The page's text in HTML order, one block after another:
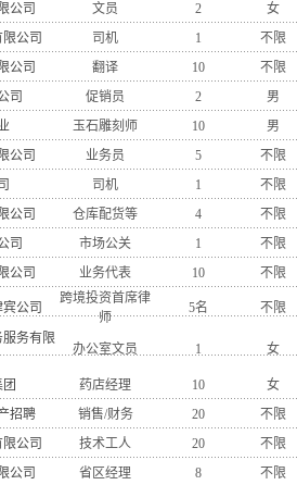
公司 文员 2
女
公司 司机 1
不限
公司 翻译 10
不限
司 促销员 2
男
玉石雕刻师 10
男
公司 业务员 5
不限
司机 1
不限
公司 仓库配货等 4
不限
司 市场公关 1
不限
公司 业务代表 10 不限
公司
跨境投资首席律
师
5名 不限
务有限
办公室文员 1 女
药店经理 10
女
招聘 销售/财务 20
不限
公司 技术工人 20
不限
公司 省区经理 8
不限